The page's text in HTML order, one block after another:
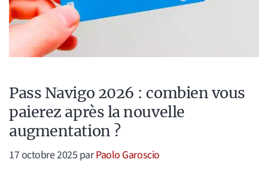
Pass Navigo 2026 : combien vous
paierez après la nouvelle
augmentation ?
17 octobre 2025 parPaolo Garoscio